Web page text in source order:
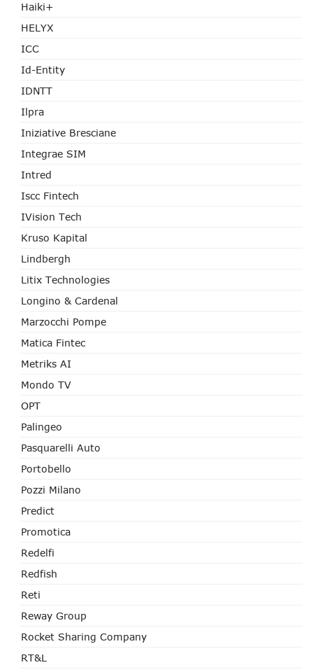
Haiki+
HELYX
ICC
Id-Entity
IDNTT
Ilpra
Iniziative Bresciane
Integrae SIM
Intred
Iscc Fintech
IVision Tech
Kruso Kapital
Lindbergh
Litix Technologies
Longino & Cardenal
Marzocchi Pompe
Matica Fintec
Metriks AI
Mondo TV
OPT
Palingeo
Pasquarelli Auto
Portobello
Pozzi Milano
Predict
Promotica
Redelfi
Redfish
Reti
Reway Group
Rocket Sharing Company
RT&L